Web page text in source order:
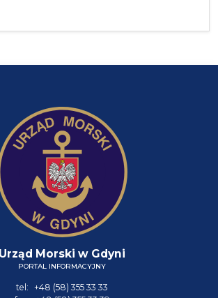
Urząd Morski w Gdyni
PORTAL INFORMACYJNY
tel: +48 (58) 355 33 33